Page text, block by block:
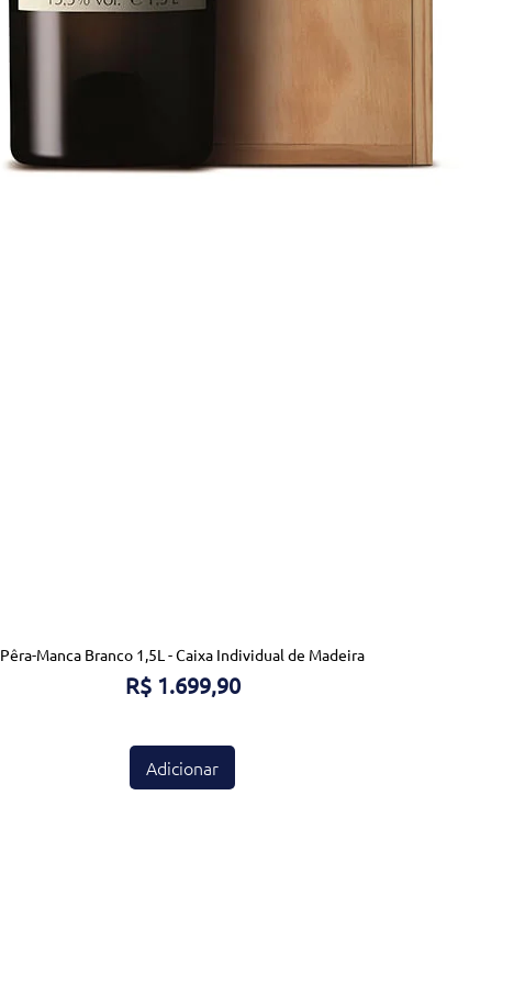
Visualização rápida
Pêra-Manca Branco 1,5L - Caixa Individual de Madeira
Preço
R$ 1.699,90
Adicionar